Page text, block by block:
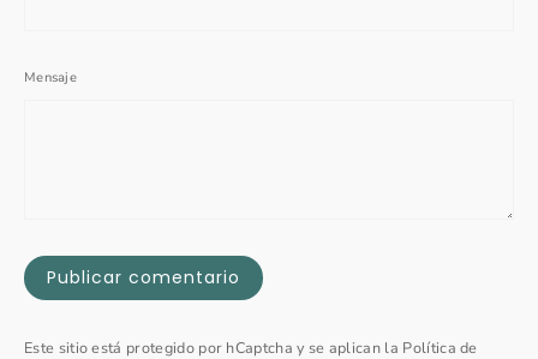
Mensaje
Publicar
comentario
Este sitio está protegido por hCaptcha y se aplican la Política de